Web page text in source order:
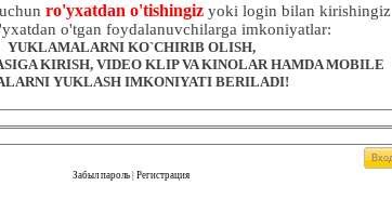
ro'yxatdan o'tishingizyoki login bilan kirishingiz
o'tgan foydalanuvchilarga imkoniyatlar:
YUKLAMALARNI KO`CHIRIB OLISH,
KIRISH, VIDEO KLIP VA KINOLAR HAMDA MOBILE
YUKLASH IMKONIYATI BERILADI!
Забыл пароль Регистрация